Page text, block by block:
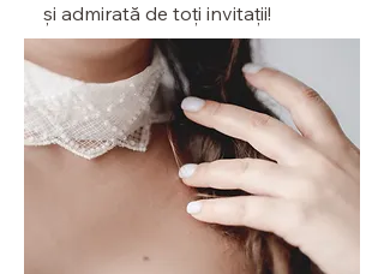
și admirată de toți invitații!